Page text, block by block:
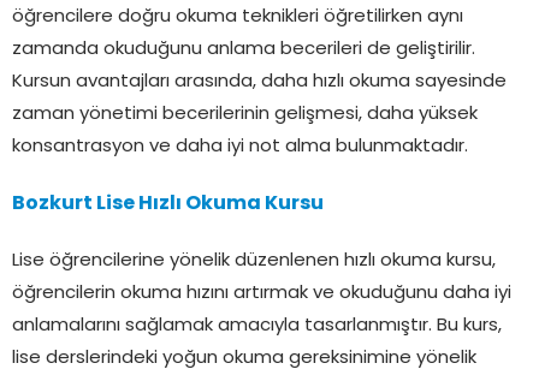
öğrencilere doğru okuma teknikleri öğretilirken aynı
zamanda okuduğunu anlama becerileri de geliştirilir.
Kursun avantajları arasında, daha hızlı okuma sayesinde
zaman yönetimi becerilerinin gelişmesi, daha yüksek
konsantrasyon ve daha iyi not alma bulunmaktadır.
Bozkurt Lise Hızlı Okuma Kursu
Lise öğrencilerine yönelik düzenlenen hızlı okuma kursu,
öğrencilerin okuma hızını artırmak ve okuduğunu daha iyi
anlamalarını sağlamak amacıyla tasarlanmıştır. Bu kurs,
lise derslerindeki yoğun okuma gereksinimine yönelik